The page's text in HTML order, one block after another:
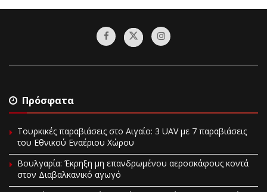
Πρόσφατα
Τουρκικές παραβιάσεις στο Αιγαίο: 3 UAV με 7 παραβιάσεις
του Εθνικού Εναέριου Χώρου
Βουλγαρία: Έκρηξη μη επανδρωμένου αεροσκάφους κοντά
στον Διαβαλκανικό αγωγό